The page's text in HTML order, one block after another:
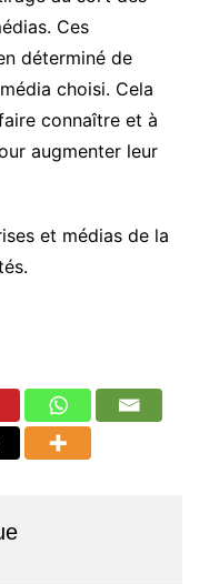
Ces
déterminé de
choisi. Cela
connaître et à
augmenter leur
et médias de la